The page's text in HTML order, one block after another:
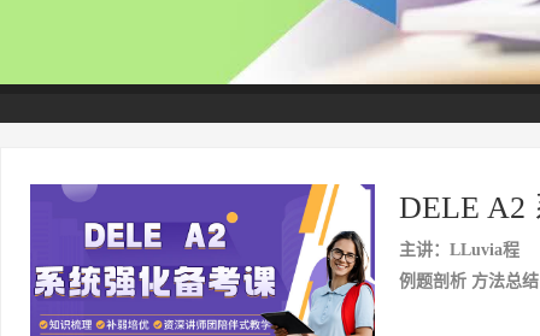
DELE A2
主讲：LLuvia程
例题剖析 方法总